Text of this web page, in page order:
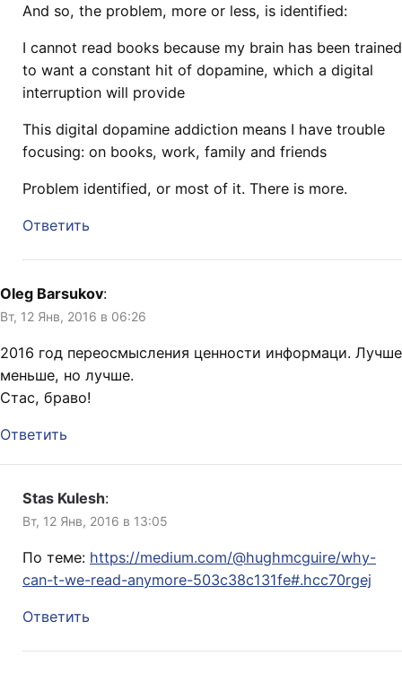
And so, the problem, more or less, is identified:
I cannot read books because my brain has been trained
to want a constant hit of dopamine, which a digital
interruption will provide
This digital dopamine addiction means I have trouble
focusing: on books, work, family and friends
Problem identified, or most of it. There is more.
Ответить
Oleg Barsukov:
Вт, 12 Янв, 2016 в 06:26
2016 год переосмысления ценности информаци. Лучше
меньше, но лучше.
Стас, браво!
Ответить
Stas Kulesh:
Вт, 12 Янв, 2016 в 13:05
По теме: https://medium.com/@hughmcguire/why-
can-t-we-read-anymore-503c38c131fe#.hcc70rgej
Ответить